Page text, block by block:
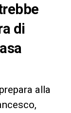
di
alla